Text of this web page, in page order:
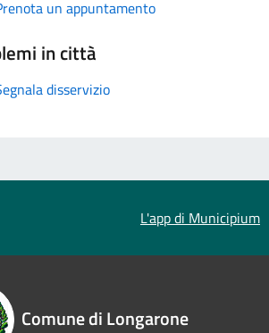
un appuntamento
in città
disservizio
L'app di Municipium
Comune di Longarone